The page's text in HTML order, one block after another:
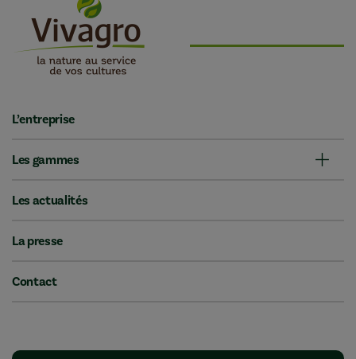
L’entreprise
Les gammes
Les actualités
La presse
Contact